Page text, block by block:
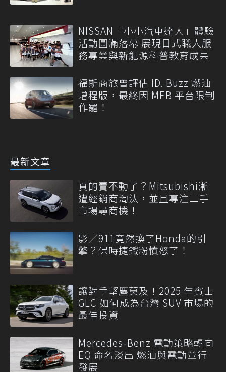
NISSAN「小小汽車達人」體驗
活動圓滿落幕 展現日式職人服
務專業與新能源科普教育成果
福斯商旅曾評估 ID. Buzz 燃油
增程版，最終因 MEB 平台限制
作罷！
最新文章
真的賣不動了？Mitsubishi漸
遭經銷商淘汰，並且專注二手
市場尋商機！
影／911竟然換了Honda的引
擎？保時捷鐵粉憤怒了！
讓對手望塵莫及！2025 年賓士
GLC 如何成為台灣 SUV 市場的
最佳投資
Mercedes-Benz 電動策略轉向
EQ 命名淡出 燃油與電動並行
發展